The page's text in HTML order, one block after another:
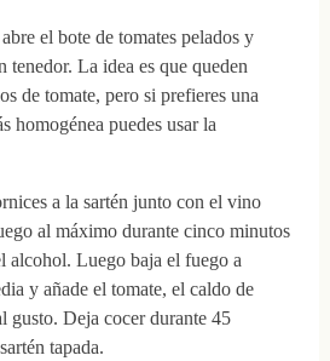
el bote de tomates pelados y
tenedor. La idea es que queden
de tomate, pero si prefieres una
homogénea puedes usar la
a la sartén junto con el vino
al máximo durante cinco minutos
alcohol. Luego baja el fuego a
y añade el tomate, el caldo de
gusto. Deja cocer durante 45
tapada.